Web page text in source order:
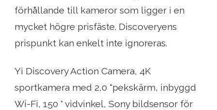
förhållande till kameror som ligger i en
mycket högre prisfäste. Discoveryens
prispunkt kan enkelt inte ignoreras.
Yi Discovery Action Camera, 4K
sportkamera med 2,0 "pekskärm, inbyggd
Wi-Fi, 150 ° vidvinkel, Sony bildsensor för